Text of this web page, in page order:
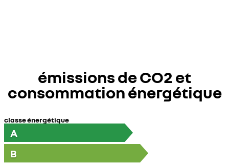
émissions de CO2 et
consommation énergétique
classe énergétique
A
B